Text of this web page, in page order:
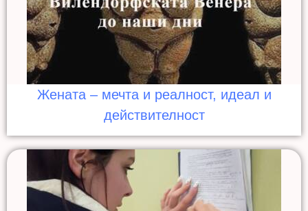
Жената – мечта и реалност, идеал и
действителност